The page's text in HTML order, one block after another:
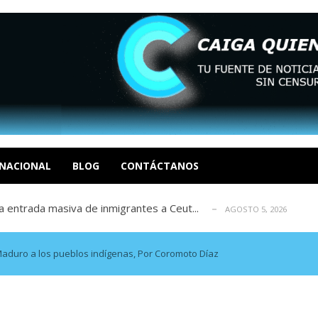
BLOG CONTÁCTANOS
I por la libertad inmediata de l... AGOSTO 5, 2026
revisión de su solicitud de l... AGOSTO 5, 2026
según ONG AGOSTO 5, 2026
entrada masiva de inmigrantes a Ceut...
La tragedia de Venezuela no admi... AGOSTO 5, 2026
I por la libertad inmediata de l... AGOSTO 5, 2026
revisión de su solicitud de l...
según ONG AGOSTO 5, 2026
a los pueblos indígenas, Por Coromoto Díaz